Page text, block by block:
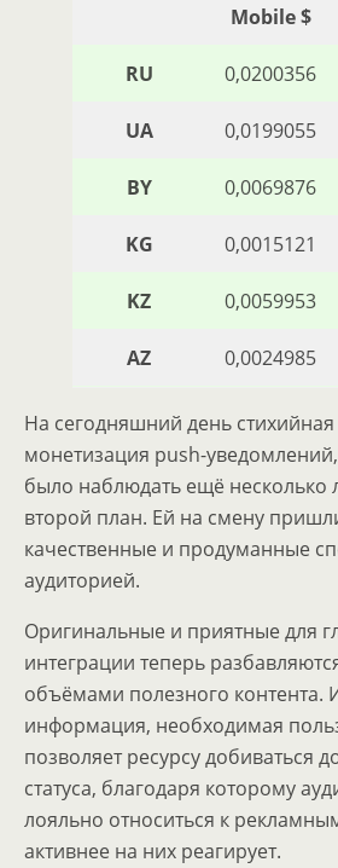
Mobile $
RU 0,0200356
UA 0,0199055
BY 0,0069876
KG 0,0015121
KZ 0,0059953
AZ 0,0024985
На сегодняшний день стихийная
монетизация push-
было наблюдать ещё несколько
второй план. Ей на смену
качественные и продуманные
аудиторией.
Оригинальные и приятные для
интеграции теперь
объёмами полезного контента.
информация, необходимая
позволяет ресурсу добиваться
статуса, благодаря которому
лояльно относиться к
активнее на них реагирует.